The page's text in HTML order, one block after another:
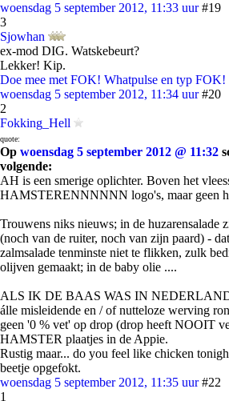
woensdag 5 september 2012, 11:33 uur #19
3
Sjowhan
ex-mod DIG. Watskebeurt?
Lekker! Kip.
Doe mee met FOK! Whatpulse en typ FOK!
woensdag 5 september 2012, 11:34 uur #20
2
Fokking_Hell
quote:
Op woensdag 5 september 2012 @ 11:32
volgende:
AH is een smerige oplichter. Boven het
HAMSTERENNNNNN logo's, maar geen
Trouwens niks nieuws; in de huzarensalade
(noch van de ruiter, noch van zijn paard) -
zalmsalade tenminste niet te flikken, zulk
olijven gemaakt; in de baby olie ....
ALS IK DE BAAS WAS IN
álle misleidende en / of nutteloze werving
geen '0 % vet' op drop (drop heeft NOOIT
HAMSTER plaatjes in de Appie.
Rustig maar... do you feel like chicken
beetje opgefokt.
woensdag 5 september 2012, 11:35 uur #22
1